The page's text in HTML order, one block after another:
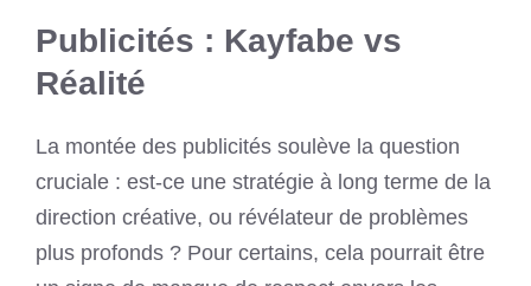
Publicités : Kayfabe vs
Réalité
La montée des publicités soulève la question
cruciale : est-ce une stratégie à long terme de la
direction créative, ou révélateur de problèmes
plus profonds ? Pour certains, cela pourrait être